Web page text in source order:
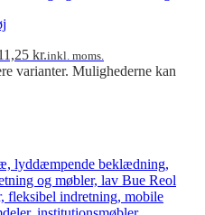
kr.inkl. moms.
varianter. Mulighederne kan